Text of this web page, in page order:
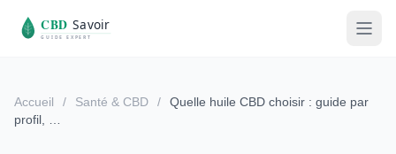
Accueil / Santé & CBD /
Quelle huile CBD choisir : guide par
profil, …